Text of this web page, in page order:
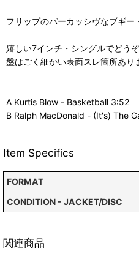
フリップのパーカッシヴなブギ
嬉しい7インチ・シングルでどうぞ
盤はごく細かい表面スレ箇所あり
A Kurtis Blow - Basketball 3:52
B Ralph MacDonald - (It's) The
Item Specifics
FORMAT
CONDITION - JACKET/DISC
関連商品